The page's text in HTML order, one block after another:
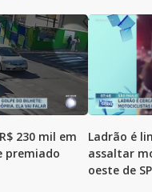
230 mil em
premiado
Ladrão é
assaltar
oeste de SP